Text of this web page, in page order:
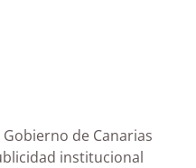
de Canarias
institucional